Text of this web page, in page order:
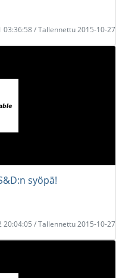
03:36:58 / Tallennettu 2015-10-27
syöpä!
20:04:05 / Tallennettu 2015-10-27